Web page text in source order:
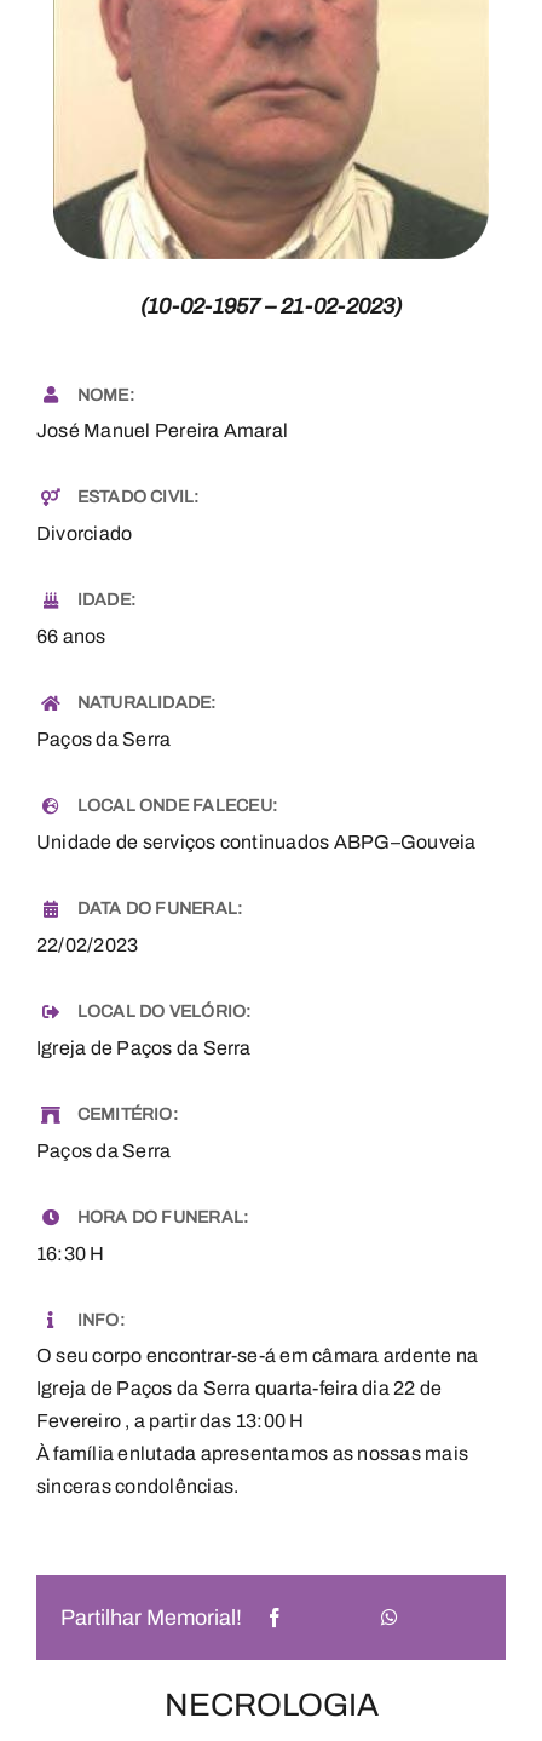
Necrologia
(10-02-1957 – 21-02-2023)
NOME:
José Manuel Pereira Amaral
ESTADO CIVIL:
Divorciado
IDADE:
66 anos
NATURALIDADE:
Paços da Serra
LOCAL ONDE FALECEU:
Unidade de serviços continuados ABPG–Gouveia
DATA DO FUNERAL:
22/02/2023
LOCAL DO VELÓRIO:
Igreja de Paços da Serra
CEMITÉRIO:
Paços da Serra
HORA DO FUNERAL:
16:30 H
INFO:
O seu corpo encontrar-se-á em câmara ardente na
Igreja de Paços da Serra quarta-feira dia 22 de
Fevereiro , a partir das 13:00 H
À família enlutada apresentamos as nossas mais
sinceras condolências.
Partilhar Memorial!
NECROLOGIA